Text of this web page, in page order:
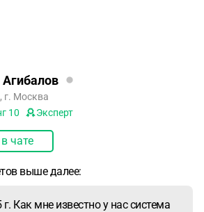
г. Москва
10 Эксперт
чате
выше далее:
Как мне известно у нас система